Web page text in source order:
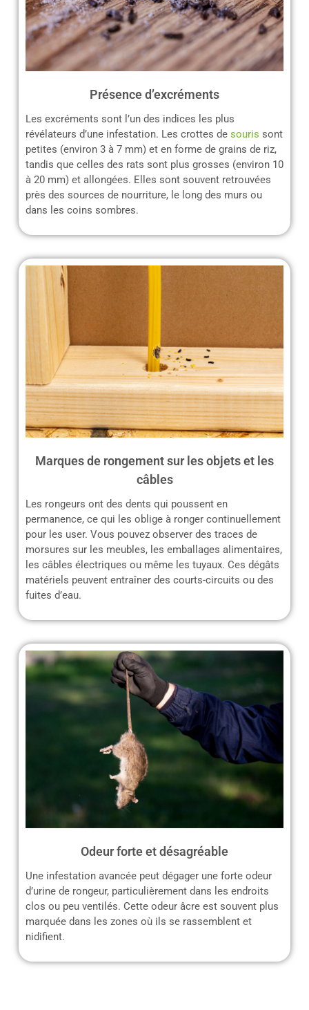
Présence d’excréments
Les excréments sont l’un des indices les plus
révélateurs d’une infestation. Les crottes de souris sont
petites (environ 3 à 7 mm) et en forme de grains de riz,
tandis que celles des rats sont plus grosses (environ 10
à 20 mm) et allongées. Elles sont souvent retrouvées
près des sources de nourriture, le long des murs ou
dans les coins sombres.
Marques de rongement sur les objets et les
câbles
Les rongeurs ont des dents qui poussent en
permanence, ce qui les oblige à ronger continuellement
pour les user. Vous pouvez observer des traces de
morsures sur les meubles, les emballages alimentaires,
les câbles électriques ou même les tuyaux. Ces dégâts
matériels peuvent entraîner des courts-circuits ou des
fuites d’eau.
Odeur forte et désagréable
Une infestation avancée peut dégager une forte odeur
d’urine de rongeur, particulièrement dans les endroits
clos ou peu ventilés. Cette odeur âcre est souvent plus
marquée dans les zones où ils se rassemblent et
nidifient.